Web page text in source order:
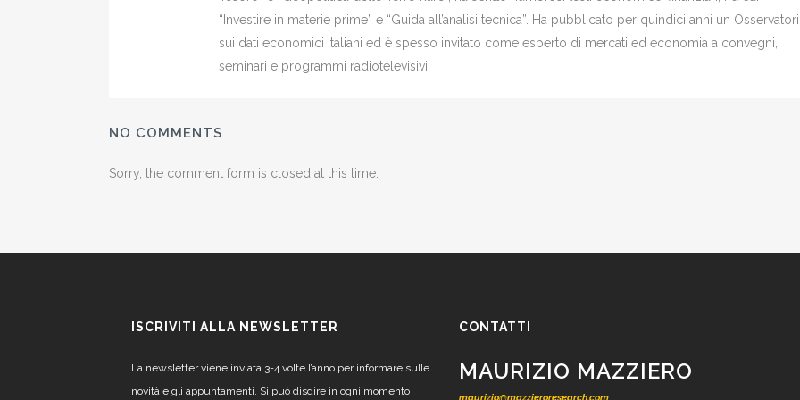
“Investire in materie prime” e “Guida all’analisi tecnica”. Ha pubblicato per quindici anni un
sui dati economici italiani ed è spesso invitato come esperto di mercati ed economia a convegni,
seminari e programmi radiotelevisivi.
NO COMMENTS
Sorry, the comment form is closed at this time.
ISCRIVITI ALLA NEWSLETTER
La newsletter viene inviata 3-4 volte l’anno per informare sulle
novità e gli appuntamenti. Si può disdire in ogni momento
CONTATTI
MAURIZIO MAZZIERO